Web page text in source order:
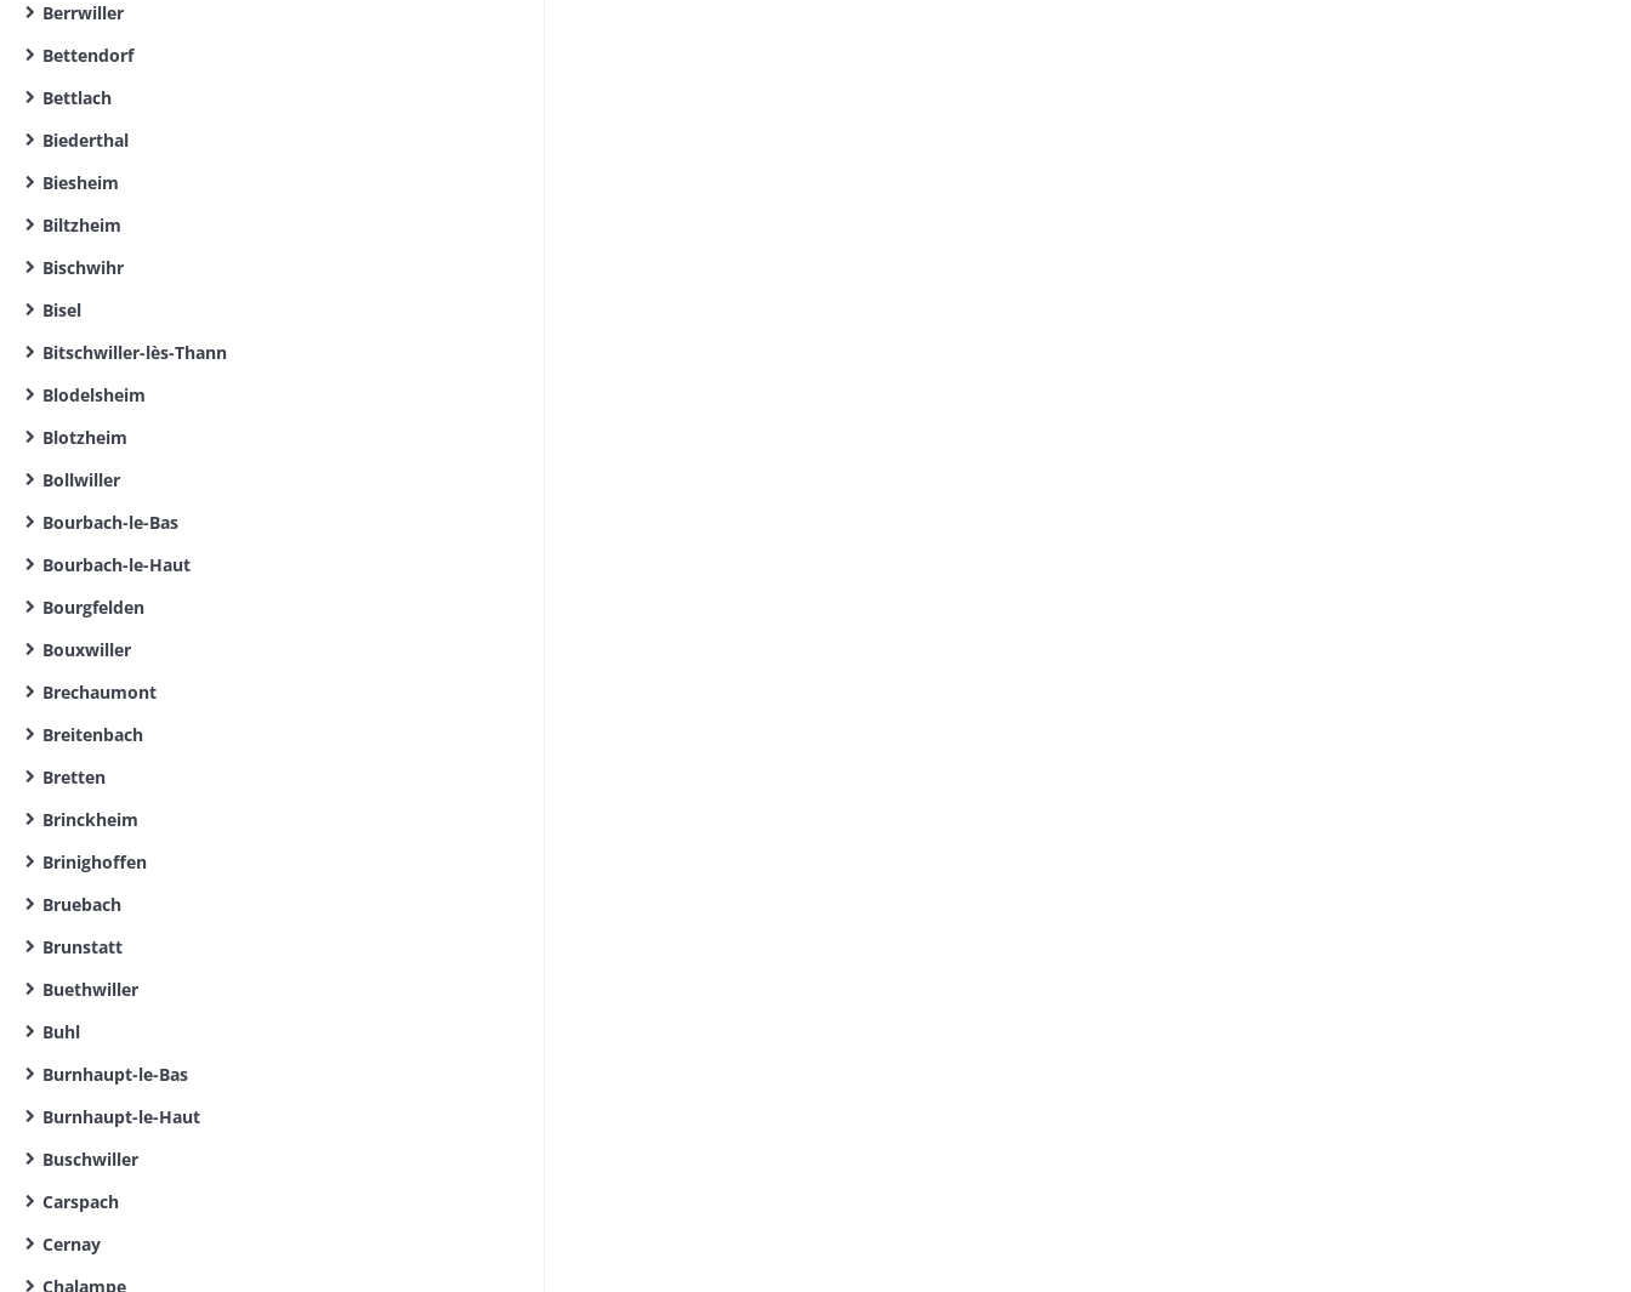
Berrwiller
Bettendorf
Bettlach
Biederthal
Biesheim
Biltzheim
Bischwihr
Bisel
Bitschwiller-lès-Thann
Blodelsheim
Blotzheim
Bollwiller
Bourbach-le-Bas
Bourbach-le-Haut
Bourgfelden
Bouxwiller
Brechaumont
Breitenbach
Bretten
Brinckheim
Brinighoffen
Bruebach
Brunstatt
Buethwiller
Buhl
Burnhaupt-le-Bas
Burnhaupt-le-Haut
Buschwiller
Carspach
Cernay
Chalampe